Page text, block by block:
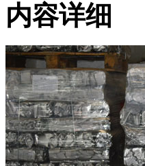
内容详细